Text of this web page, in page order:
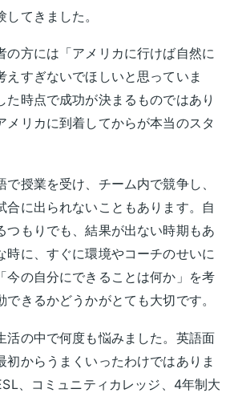
てきました。
の方には「アメリカに行けば自然に
えすぎないでほしいと思っていま
た時点で成功が決まるものではあり
メリカに到着してからが本当のスタ
授業を受け、チーム内で競争し、
合に出られないこともあります。自
つもりでも、結果が出ない時期もあ
時に、すぐに環境やコーチのせいに
今の自分にできることは何か」を考
できるかどうかがとても大切です。
活の中で何度も悩みました。英語面
初からうまくいったわけではありま
、コミュニティカレッジ、4年制大